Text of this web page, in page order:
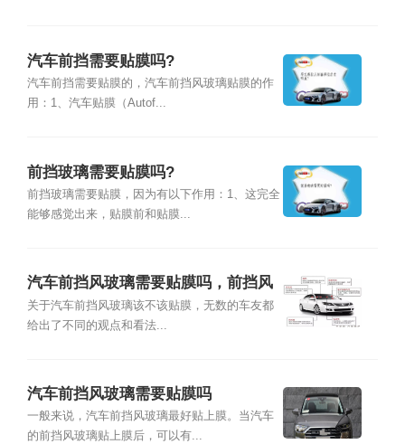
汽车前挡需要贴膜吗?
汽车前挡需要贴膜的，汽车前挡风玻璃贴膜的作
用：1、汽车贴膜（Autof...
前挡玻璃需要贴膜吗?
前挡玻璃需要贴膜，因为有以下作用：1、这完全
能够感觉出来，贴膜前和贴膜...
汽车前挡风玻璃需要贴膜吗，前挡风
玻璃贴膜坏处
关于汽车前挡风玻璃该不该贴膜，无数的车友都
给出了不同的观点和看法...
汽车前挡风玻璃需要贴膜吗
一般来说，汽车前挡风玻璃最好贴上膜。当汽车
的前挡风玻璃贴上膜后，可以有...